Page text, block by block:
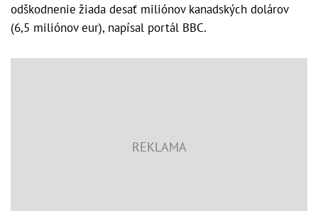
odškodnenie žiada desať miliónov kanadských dolárov
(6,5 miliónov eur), napísal portál BBC.